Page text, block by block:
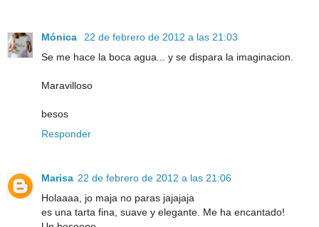
Mónica
22 de febrero de 2012 a las 21:03
Se me hace la boca agua... y se dispara la imaginacion.
Maravilloso
besos
Responder
Marisa 22 de febrero de 2012 a las 21:06
Holaaaa, jo maja no paras jajajaja
es una tarta fina, suave y elegante. Me ha encantado!